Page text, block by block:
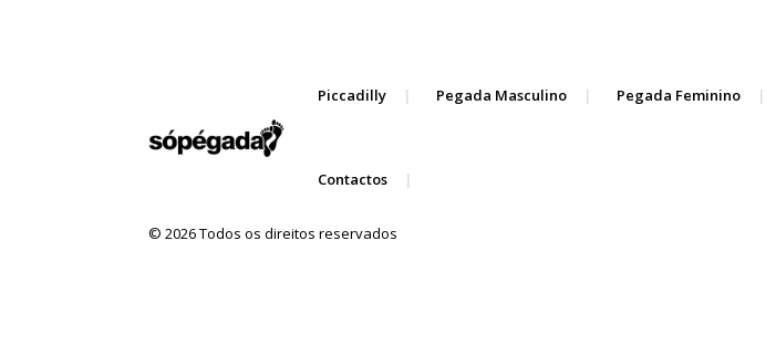
Piccadilly Pegada Masculino Pegada Feminino
Contactos
© 2026 Todos os direitos reservados